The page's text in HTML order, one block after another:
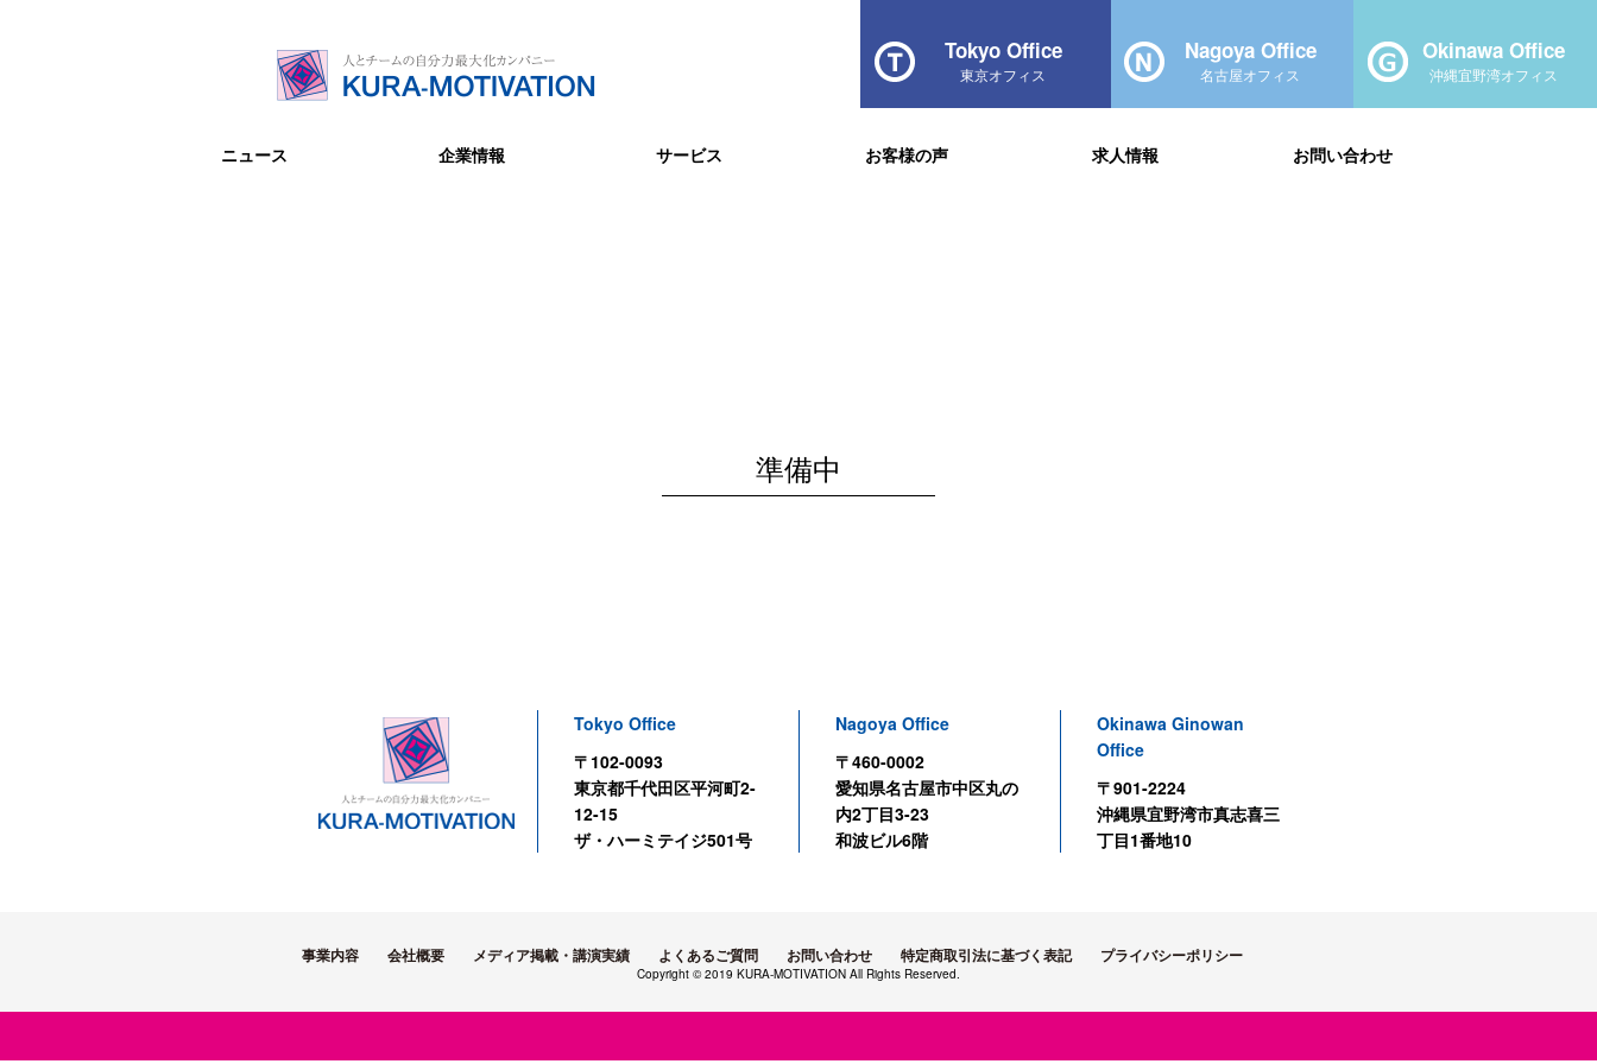
ニュース 企業情報 サービス お客様の声 求人情報 お問い合わせ
Tokyo Office
東京オフィス
Nagoya Office
名古屋オフィス
Okinawa Office
沖縄宜野湾オフィス
準備中
Tokyo Office
〒102-0093
東京都千代田区平河町2-
12-15
ザ・ハーミテイジ501号
Nagoya Office
〒460-0002
愛知県名古屋市中区丸の
内2丁目3-23
和波ビル6階
Okinawa Ginowan
Office
〒901-2224
沖縄県宜野湾市真志喜三
丁目1番地10
事業内容 会社概要 メディア掲載・講演実績 よくあるご質問 お問い合わせ 特定商取引法に基づく表記 プライバシーポリシー
Copyright © 2019 KURA-MOTIVATION All Rights Reserved.